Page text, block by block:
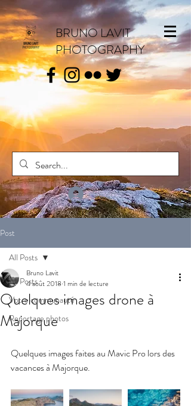
BRUNO LAVIT
PHOTOGRAPHY
Se connecter
Post
All Posts
Votre communauté
Reportage photos
All Posts
Quelques images drone à
Majorque
Bruno Lavit
4 août 2018 1 min de lecture
Quelques images faites au Mavic Pro lors des
vacances à Majorque.